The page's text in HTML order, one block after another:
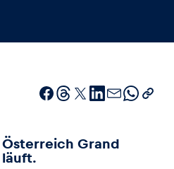
Alle anzeigen
Grand
läuft.